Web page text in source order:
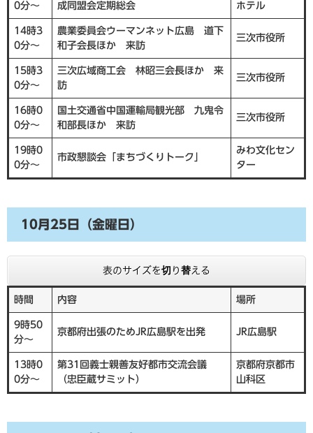
0分～
成同盟会定期総会
ホテル
14時3
0分～
農業委員会ウーマンネット広島 道下
和子会長ほか 来訪
三次市役所
15時3
0分～
三次広域商工会 林昭三会長ほか 来
訪
三次市役所
16時0
0分～
国土交通省中国運輸局観光部 九鬼令
和部長ほか 来訪
三次市役所
19時0
0分～
市政懇談会「まちづくりトーク」
みわ文化セン
ター
10月25日（金曜日）
表のサイズを切り替える
時間 内容 場所
9時50
分～
京都府出張のためJR広島駅を出発 JR広島駅
13時0
0分～
第31回義士親善友好都市交流会議
（忠臣蔵サミット）
京都府京都市
山科区